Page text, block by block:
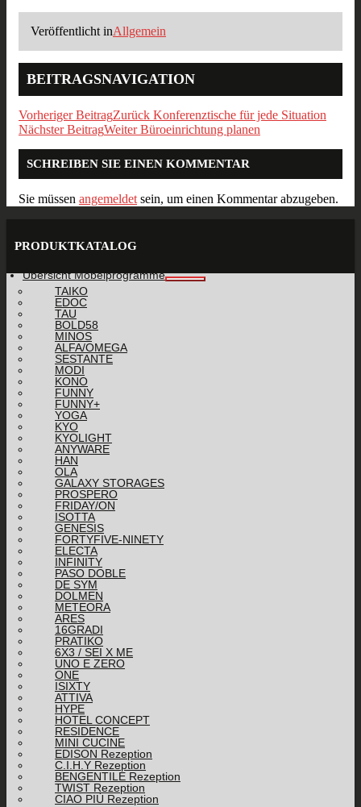
Veröffentlicht inAllgemein
BEITRAGSNAVIGATION
Vorheriger BeitragZurück Konferenztische für jede Situation
Nächster BeitragWeiter Büroeinrichtung planen
SCHREIBEN SIE EINEN KOMMENTAR
Sie müssen angemeldet sein, um einen Kommentar abzugeben.
PRODUKTKATALOG
Übersicht Möbelprogramme
TAIKO
EDOC
TAU
BOLD58
MINOS
ALFA/OMEGA
SESTANTE
MODI
KONO
FUNNY
FUNNY+
YOGA
KYO
KYOLIGHT
ANYWARE
HAN
OLA
GALAXY STORAGES
PROSPERO
FRIDAY/ON
ISOTTA
GENESIS
FORTYFIVE-NINETY
ELECTA
INFINITY
PASO DOBLE
DE SYM
DOLMEN
METEORA
ARES
16GRADI
PRATIKO
6X3 / SEI X ME
UNO E ZERO
ONE
ISIXTY
ATTIVA
HYPE
HOTEL CONCEPT
RESIDENCE
MINI CUCINE
EDISON Rezeption
C.I.H.Y Rezeption
BENGENTILE Rezeption
TWIST Rezeption
CIAO PIÙ Rezeption